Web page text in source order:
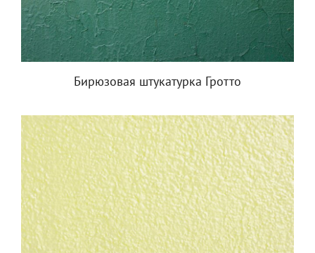
Бирюзовая штукатурка Гротто